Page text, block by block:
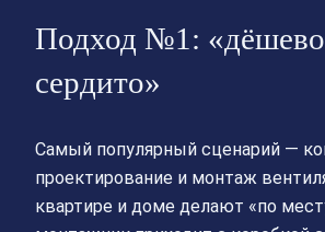
Подход №1:
сердито»
Самый популярный сценарий —
проектирование и монтаж
квартире и доме делают «по